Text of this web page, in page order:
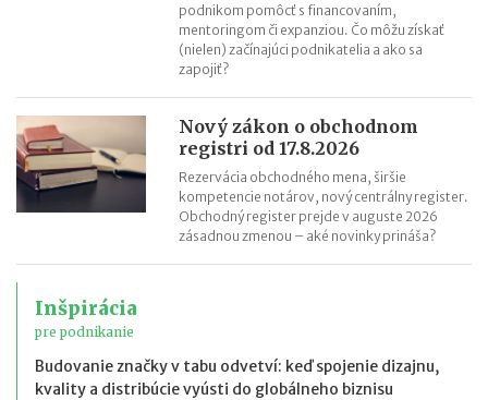
podnikom pomôcť s financovaním,
mentoringom či expanziou. Čo môžu získať
(nielen) začínajúci podnikatelia a ako sa
zapojiť?
Nový zákon o obchodnom
registri od 17.8.2026
Rezervácia obchodného mena, širšie
kompetencie notárov, nový centrálny register.
Obchodný register prejde v auguste 2026
zásadnou zmenou – aké novinky prináša?
Inšpirácia
pre podnikanie
Budovanie značky v tabu odvetví: keď spojenie dizajnu,
kvality a distribúcie vyústi do globálneho biznisu